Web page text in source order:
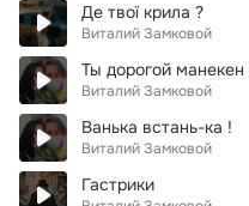
Де твої крила ?
Виталий Замковой
Ты дорогой манекен
Виталий Замковой
Ванька встань-ка !
Виталий Замковой
Гастрики